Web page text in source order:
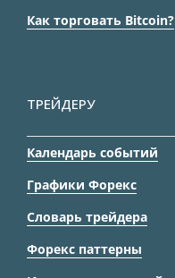
Как торговать Bitcoin?
ТРЕЙДЕРУ
Календарь событий
Графики Форекс
Словарь трейдера
Форекс паттерны